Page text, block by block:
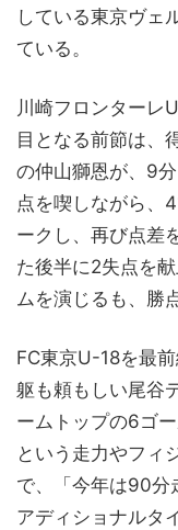
している東京ヴェ
ている。
川崎フロンターレ
目となる前節は、
の仲山獅恩が、9
点を喫しながら、
ークし、再び点差
た後半に2失点を
ムを演じるも、勝
FC東京U-18を最
躯も頼もしい尾谷
ームトップの6ゴ
という走力やフィ
で、「今年は90分
アディショナルタ